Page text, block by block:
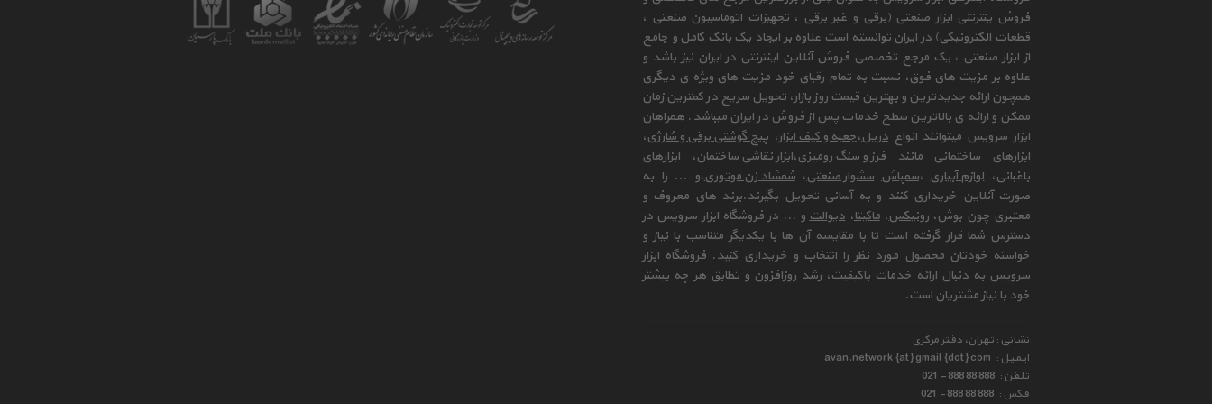
فروش ینترنتی ابزار صنعتی (برقی و غیر برقی ، تجهیزات اتوماسیون صنعتی ،
قطعات الکترونیکی) در ایران توانسته است علاوه بر ایجاد یک بانک کامل و جامع
از ابزار صنعتی ، یک مرجع تخصصی فروش آنلاین اینترنتی در ایران نیز باشد و
علاوه بر مزیت های فوق، نسبت به تمام رقبای خود مزیت های ویژه ی دیگری
همچون ارائه جدیدترین و بهترین قیمت روز بازار، تحویل سریع در کمترین زمان
ممکن و ارائه ی بالاترین سطح خدمات پس از فروش در ایران میباشد. همراهان
ابزار سرویس میتوانند انواعدریل،جعبه و کیف ابزار، پیچ گوشتی برقی و شارژی،
ابزارهای ساختمانی مانندفرز و سنگ رومیزی،ابزار نقاشی ساختمان، ابزارهای
باغبانی،لوازم آبیاری،سمپاش سشوار صنعتی،شمشاد زن موتوری،و ... را به
صورت آنلاین خریداری کنند و به آسانی تحویل بگیرند.برند های معروف و
معتبری چون بوش، رونیکس،ماکیتا، دیوالتو ... در فروشگاه ابزار سرویس در
دسترس شما قرار گرفته است تا با مقایسه آن ها با یکدیگر متناسب با نیاز و
خواسته خودتان محصول مورد نظر را انتخاب و خریداری کنید. فروشگاه ابزار
سرویس به دنبال ارائه خدمات باکیفیت، رشد روزافزون و تطابق هر چه بیشتر
خود با نیاز مشتریان است.
نشانی : تهران، دفتر مرکزی
ایمیل : avan.network {at} gmail {dot} com
تلفن : 021 - 888 88 888
فکس : 021 - 888 88 888